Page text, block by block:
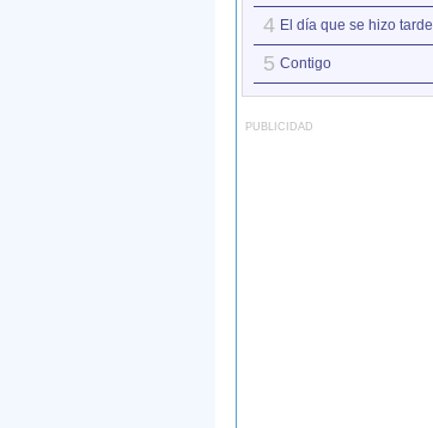
4 El día que se hizo tarde
5 Contigo
PUBLICIDAD